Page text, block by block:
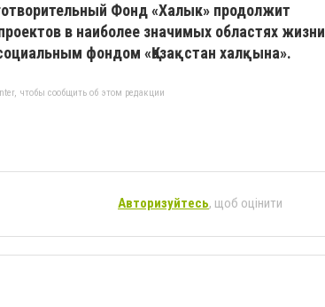
Фонд «Халык» продолжит
в наиболее значимых областях жизни
фондом «Қазақстан халқына».
чтобы сообщить об этом редакции
Авторизуйтесь, щоб оцінити